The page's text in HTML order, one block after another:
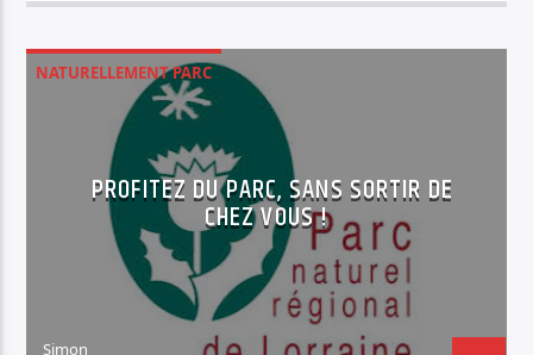
NATURELLEMENT PARC
PROFITEZ DU PARC, SANS SORTIR DE
CHEZ VOUS !
Simon